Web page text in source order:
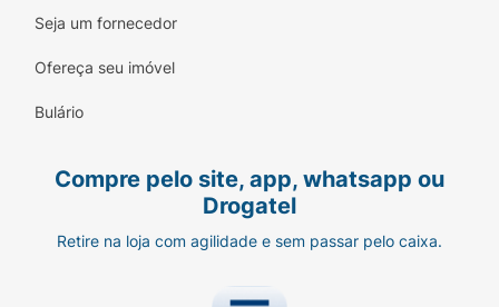
Seja um fornecedor
Ofereça seu imóvel
Bulário
Compre pelo site, app, whatsapp ou
Drogatel
Retire na loja com agilidade e sem passar pelo caixa.